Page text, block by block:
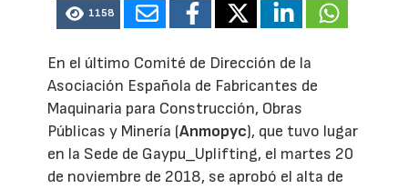
1158
En el último Comité de Dirección de la
Asociación Española de Fabricantes de
Maquinaria para Construcción, Obras
Públicas y Minería (Anmopyc), que tuvo lugar
en la Sede de Gaypu_Uplifting, el martes 20
de noviembre de 2018, se aprobó el alta de